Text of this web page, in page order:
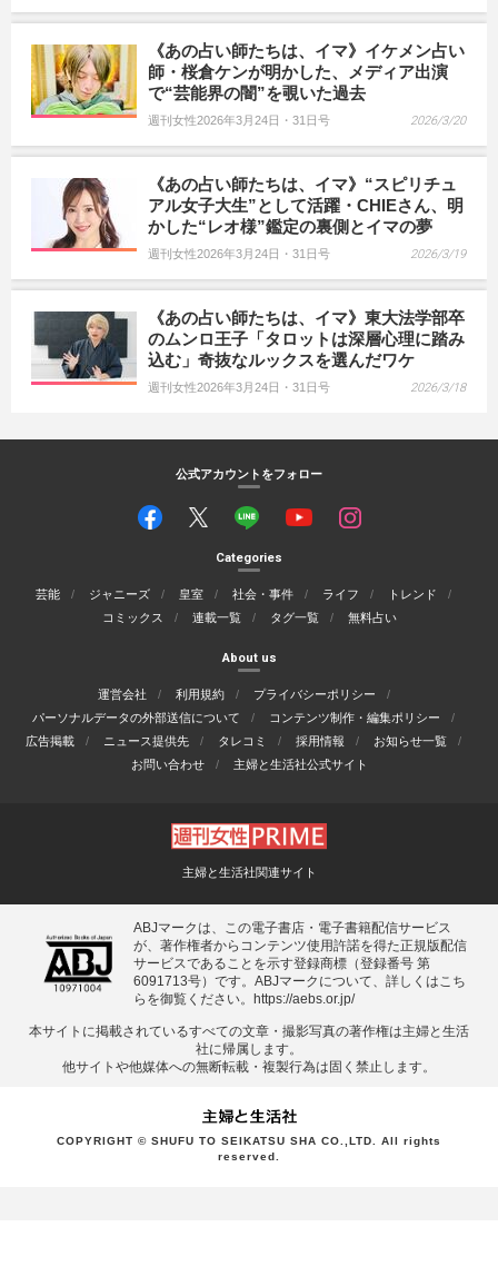
《あの占い師たちは、イマ》イケメン占い
師・桜倉ケンが明かした、メディア出演
で“芸能界の闇”を覗いた過去
週刊女性2026年3月24日・31日号 2026/3/20
《あの占い師たちは、イマ》“スピリチュ
アル女子大生”として活躍・CHIEさん、明
かした“レオ様”鑑定の裏側とイマの夢
週刊女性2026年3月24日・31日号 2026/3/19
《あの占い師たちは、イマ》東大法学部卒
のムンロ王子「タロットは深層心理に踏み
込む」奇抜なルックスを選んだワケ
週刊女性2026年3月24日・31日号 2026/3/18
公式アカウントをフォロー
Categories
芸能 ジャニーズ 皇室 社会・事件 ライフ
トレンド
コミックス
連載一覧 タグ一覧 無料占い
About us
運営会社 利用規約
プライバシーポリシー
パーソナルデータの外部送信について
コンテンツ制作・編集ポリシー
広告掲載
ニュース提供先 タレコミ 採用情報
お知らせ一覧
お問い合わせ
主婦と生活社公式サイト
主婦と生活社関連サイト
ABJマークは、この電子書店・電子書籍配信サービス
が、著作権者からコンテンツ使用許諾を得た正規版配信
サービスであることを示す登録商標（登録番号 第
6091713号）です。ABJマークについて、詳しくはこち
らを御覧ください。
https://aebs.or.jp/
本サイトに掲載されているすべての⽂章・撮影写真の著作権は主婦と⽣活
社に帰属します。
他サイトや他媒体への無断転載・複製⾏為は固く禁⽌します。
COPYRIGHT © SHUFU TO SEIKATSU SHA CO.,LTD. All rights
reserved.